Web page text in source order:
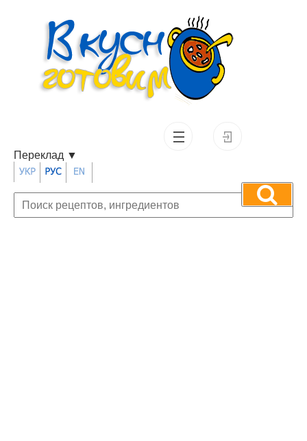
Переклад ▼